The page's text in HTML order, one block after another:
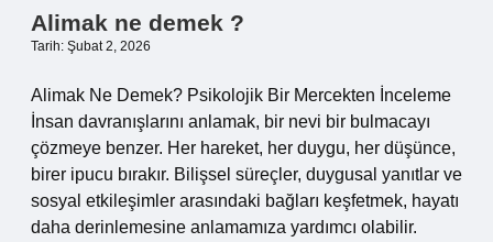
Alimak ne demek ?
Tarih: Şubat 2, 2026
Alimak Ne Demek? Psikolojik Bir Mercekten İnceleme
İnsan davranışlarını anlamak, bir nevi bir bulmacayı
çözmeye benzer. Her hareket, her duygu, her düşünce,
birer ipucu bırakır. Bilişsel süreçler, duygusal yanıtlar ve
sosyal etkileşimler arasındaki bağları keşfetmek, hayatı
daha derinlemesine anlamamıza yardımcı olabilir.